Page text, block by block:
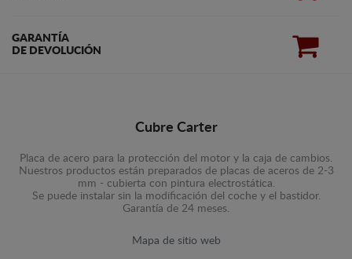
GARANTÍA
DE DEVOLUCIÓN
Cubre Carter
Placa de acero para la protección del motor y la caja de cambios.
Nuestros productos están preparados de placas de aceros de 2-3
mm - cubierta con pintura electrostática.
Se puede instalar sin la modificación del coche y el bastidor.
Garantía de 24 meses.
Mapa de sitio web